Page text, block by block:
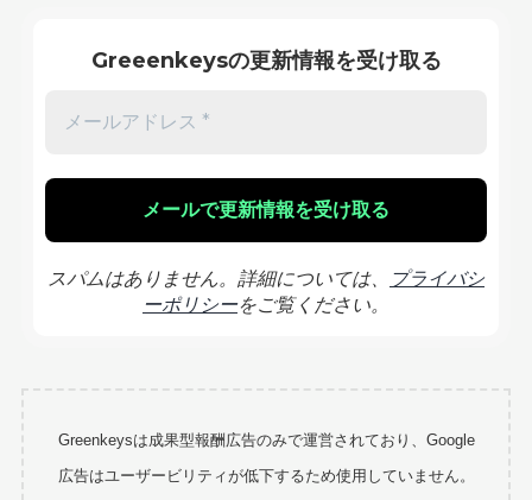
Greeenkeysの更新情報を受け取る
スパムはありません。詳細については、
プライバシ
ーポリシーをご覧ください。
Greenkeysは成果型報酬広告のみで運営されており、Google
広告はユーザービリティが低下するため使用していません。